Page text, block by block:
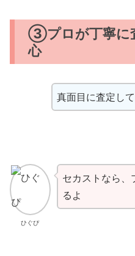
③プロが丁寧に
心
真面目に査定し
ひぐぴ
セカストなら、
るよ